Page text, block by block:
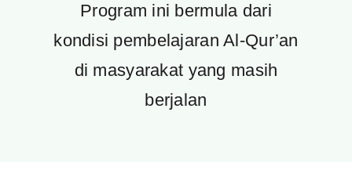
Program ini bermula dari
kondisi pembelajaran Al-Qur’an
di masyarakat yang masih
berjalan